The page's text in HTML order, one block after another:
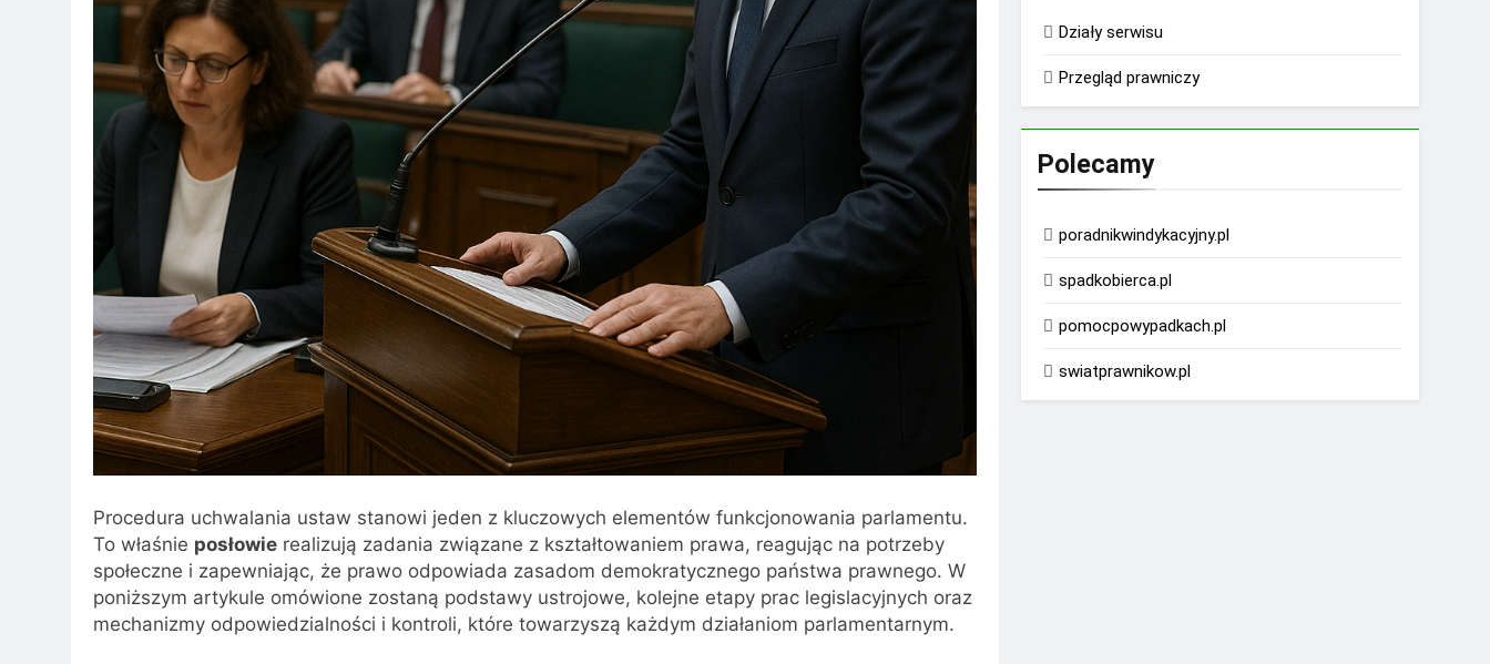
Procedura uchwalania ustaw stanowi jeden z kluczowych elementów funkcjonowania parlamentu.
To właśnie posłowie realizują zadania związane z kształtowaniem prawa, reagując na potrzeby
społeczne i zapewniając, że prawo odpowiada zasadom demokratycznego państwa prawnego. W
poniższym artykule omówione zostaną podstawy ustrojowe, kolejne etapy prac legislacyjnych oraz
mechanizmy odpowiedzialności i kontroli, które towarzyszą każdym działaniom parlamentarnym.
Działy serwisu
Przegląd prawniczy
Polecamy
poradnikwindykacyjny.pl
spadkobierca.pl
pomocpowypadkach.pl
swiatprawnikow.pl